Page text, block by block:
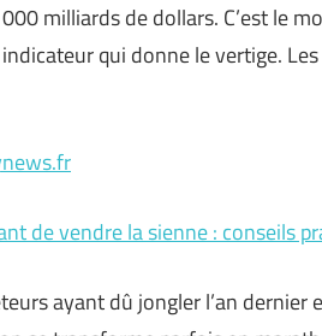
milliards de dollars. C’est le
qui donne le vertige.
de vendre la sienne : conseils
ayant dû jongler l’an